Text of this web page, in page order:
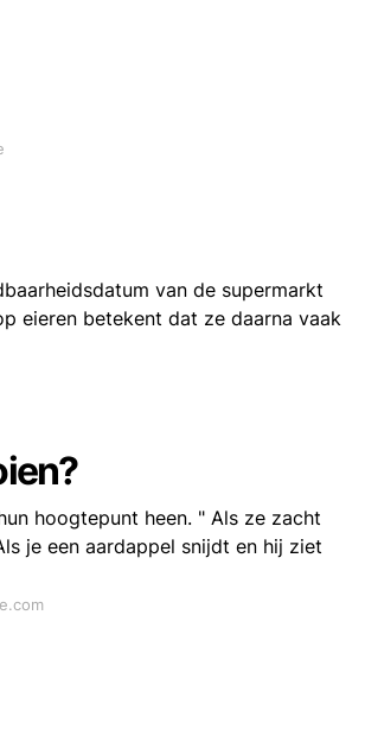
van de supermarkt
eieren betekent dat ze daarna vaak
hoogtepunt heen. " Als ze zacht
je een aardappel snijdt en hij ziet